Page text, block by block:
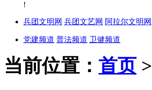
!
兵团文明网 兵团文艺网 阿拉尔文明网
党建频道 普法频道 卫健频道
当前位置： 首页 >